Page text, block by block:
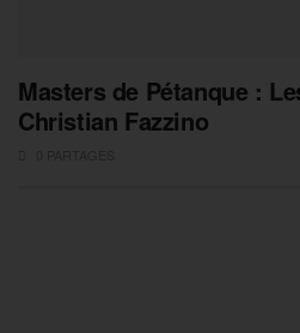
Masters de Pétanque :
Christian Fazzino